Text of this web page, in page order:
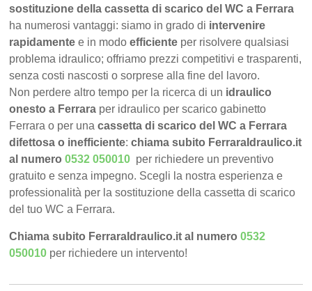
sostituzione della cassetta di scarico del WC a Ferrara
ha numerosi vantaggi: siamo in grado di intervenire
rapidamente e in modoefficiente per risolvere qualsiasi
problema idraulico; offriamo prezzi competitivi e trasparenti,
senza costi nascosti o sorprese alla fine del lavoro.
Non perdere altro tempo per la ricerca di un idraulico
onesto a Ferrara per idraulico per scarico gabinetto
Ferrara o per unacassetta di scarico del WC a Ferrara
difettosa o inefficiente:chiama subito FerraraIdraulico.it
al numero0532 050010 per richiedere un preventivo
gratuito e senza impegno. Scegli la nostra esperienza e
professionalità per la sostituzione della cassetta di scarico
del tuo WC a Ferrara.
Chiama subito FerraraIdraulico.it al numero0532
050010 per richiedere un intervento!